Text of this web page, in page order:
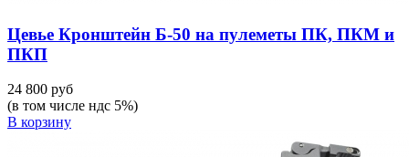
Цевье Кронштейн Б-50 на пулеметы ПК, ПКМ и
ПКП
24 800 руб
(в том числе ндс 5%)
В корзину